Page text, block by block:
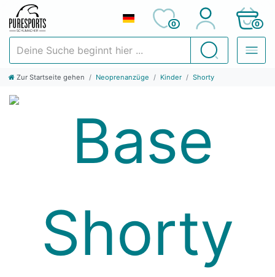
Suchen
0 0
Zur Startseite gehen Neoprenanzüge Kinder Shorty